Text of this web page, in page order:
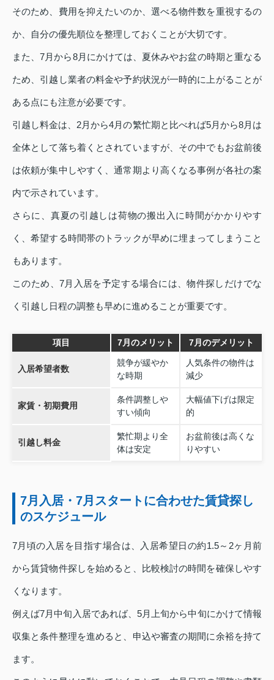
そのため、費用を抑えたいのか、選べる物件数を重視するの
か、自分の優先順位を整理しておくことが大切です。
また、7月から8月にかけては、夏休みやお盆の時期と重なる
ため、引越し業者の料金や予約状況が一時的に上がることが
ある点にも注意が必要です。
引越し料金は、2月から4月の繁忙期と比べれば5月から8月は
全体として落ち着くとされていますが、その中でもお盆前後
は依頼が集中しやすく、通常期より高くなる事例が各社の案
内で示されています。
さらに、真夏の引越しは荷物の搬出入に時間がかかりやす
く、希望する時間帯のトラックが早めに埋まってしまうこと
もあります。
このため、7月入居を予定する場合には、物件探しだけでな
く引越し日程の調整も早めに進めることが重要です。
項目 7月のメリット 7月のデメリット
入居希望者数
競争が緩やか
な時期
人気条件の物件は
減少
家賃・初期費用
条件調整しや
すい傾向
大幅値下げは限定
的
引越し料金
繁忙期より全
体は安定
お盆前後は高くな
りやすい
7月入居・7月スタートに合わせた賃貸探し
のスケジュール
7月頃の入居を目指す場合は、入居希望日の約1.5～2ヶ月前
から賃貸物件探しを始めると、比較検討の時間を確保しやす
くなります。
例えば7月中旬入居であれば、5月上旬から中旬にかけて情報
収集と条件整理を進めると、申込や審査の期間に余裕を持て
ます。